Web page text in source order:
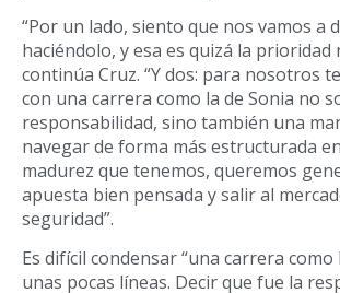
“Por un lado, siento que nos vamos a
haciéndolo, y esa es quizá la prioridad
continúa Cruz. “Y dos: para nosotros
con una carrera como la de Sonia no
responsabilidad, sino también una
navegar de forma más estructurada
madurez que tenemos, queremos
apuesta bien pensada y salir al
seguridad”.
Es difícil condensar “una carrera como
unas pocas líneas. Decir que fue la